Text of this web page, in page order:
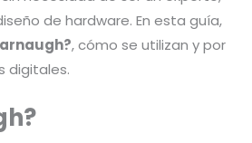
de hardware. En esta guía,
, cómo se utilizan y por
digitales.